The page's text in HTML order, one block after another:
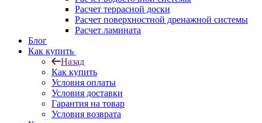
Расчет террасной доски
Расчет поверхностной дренажной системы
Расчет ламината
Блог
Как купить
Назад
Как купить
Условия оплаты
Условия доставки
Гарантия на товар
Условия возврата